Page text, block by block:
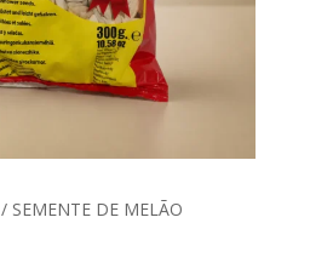
/ SEMENTE DE MELÃO